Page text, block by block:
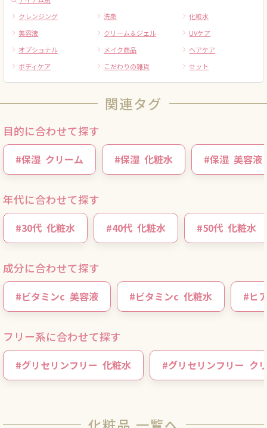
クレンジング
洗顔
化粧水
美容液
クリーム＆ジェル
UVケア
オプショナル
メイク商品
ヘアケア
ボディケア
こだわりの雑貨 セット
関連タグ
目的に合わせて探す
#保湿 クリーム #保湿 化粧水 #保湿 美容液
年代に合わせて探す
#30代 化粧水 #40代 化粧水 #50代 化粧水
成分に合わせて探す
#ビタミンc 美容液 #ビタミンc 化粧水 #ヒ
フリー系に合わせて探す
#グリセリンフリー 化粧水 #グリセリンフリー ク